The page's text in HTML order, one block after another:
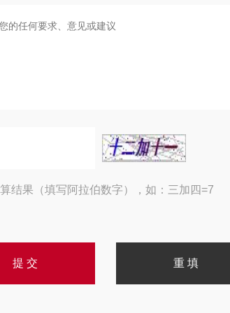
结果（填写阿拉伯数字），如：三加四=7